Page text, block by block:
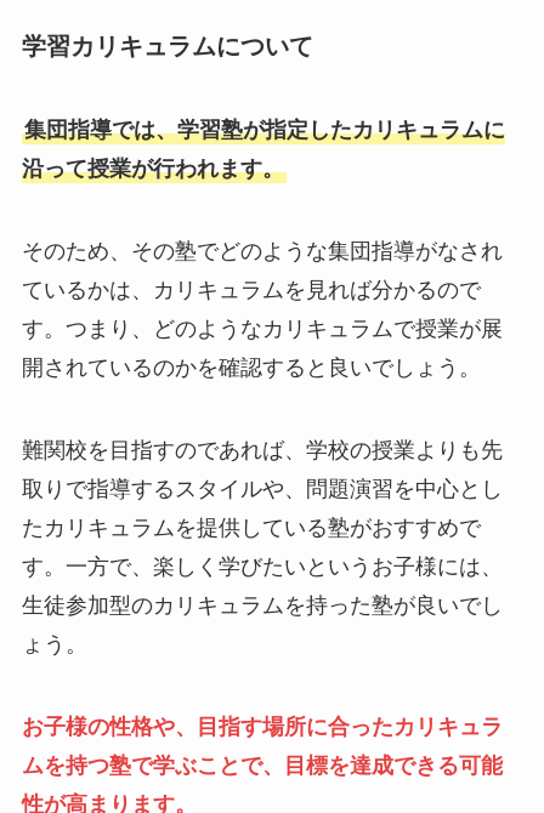
学習カリキュラムについて
集団指導では、学習塾が指定したカリキュラムに
沿って授業が行われます。
そのため、その塾でどのような集団指導がなされ
ているかは、カリキュラムを見れば分かるので
す。つまり、どのようなカリキュラムで授業が展
開されているのかを確認すると良いでしょう。
難関校を目指すのであれば、学校の授業よりも先
取りで指導するスタイルや、問題演習を中心とし
たカリキュラムを提供している塾がおすすめで
す。一方で、楽しく学びたいというお子様には、
生徒参加型のカリキュラムを持った塾が良いでし
ょう。
お子様の性格や、目指す場所に合ったカリキュラ
ムを持つ塾で学ぶことで、目標を達成できる可能
性が高まります。